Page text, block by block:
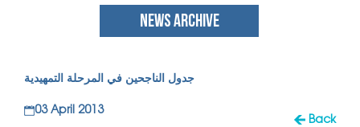
NEWS ARCHIVE
جدول الناجحين في المرحلة التمهيدية
Back
03 April 2013